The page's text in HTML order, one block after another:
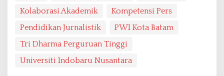
Kolaborasi Akademik
Kompetensi Pers
Pendidikan Jurnalistik
PWI Kota Batam
Tri Dharma Perguruan Tinggi
Universiti Indobaru Nusantara